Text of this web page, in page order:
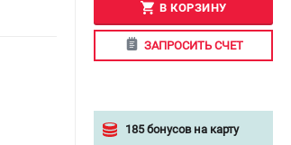
В КОРЗИНУ
ЗАПРОСИТЬ СЧЕТ
185 бонусов на карту